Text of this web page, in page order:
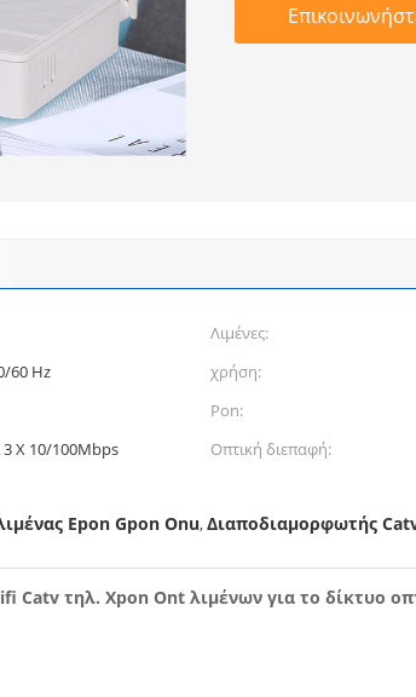
Λιμένες:
60 Hz χρήση:
Pon:
3 Χ 10/100Mbps
Οπτική διεπαφή:
Epon Gpon Onu,Διαποδιαμορφωτής
Catv τηλ. Xpon Ont λιμένων για το δίκτυο